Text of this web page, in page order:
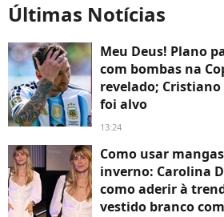
Últimas Notícias
Meu Deus! Plano
com bombas na
revelado;
foi alvo
13:24
Como usar
inverno: Carolina
como aderir à
vestido branco